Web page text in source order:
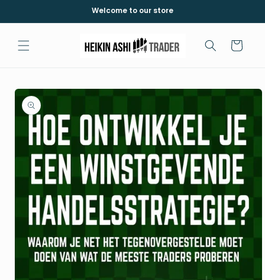
Welcome to our store
Cart
Skip to
product
information